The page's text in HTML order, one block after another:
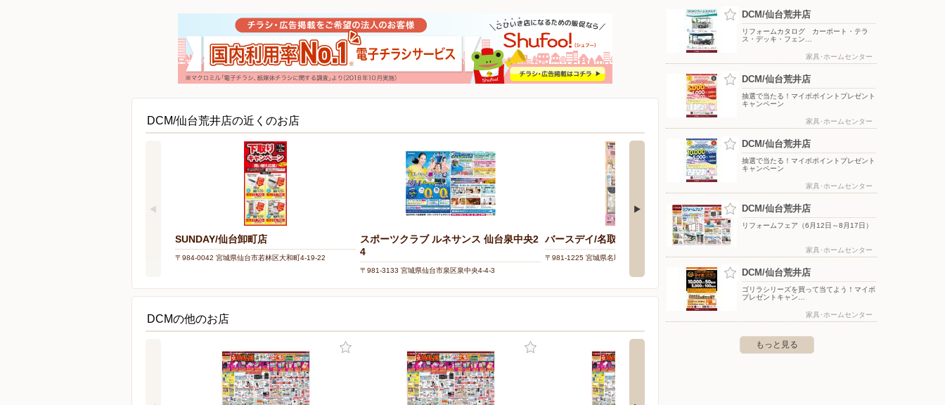
DCM/仙台荒井店の近くのお店
SUNDAY/仙台卸町店
〒984-0042 宮城県仙台市若林区大和町4-19-22
スポーツクラブ ルネサンス 仙台泉中央2
4
〒981-3133 宮城県仙台市泉区泉中央4-4-3
バースデイ/名取店
〒981-1225 宮城県名取市飯野坂南神5-1
DCM/利府店
〒981-0112 宮城県宮城郡利府町利府字新大谷地20-1
DCMの他のお店
DCM/仙台荒井店
リフォームカタログ カーポート・テラ
ス・デッキ・フェン…
家具･ホームセンター
DCM/仙台荒井店
抽選で当たる！マイボポイントプレゼント
キャンペーン
家具･ホームセンター
DCM/仙台荒井店
抽選で当たる！マイボポイントプレゼント
キャンペーン
家具･ホームセンター
DCM/仙台荒井店
リフォームフェア（6月12日～8月17日）
家具･ホームセンター
DCM/仙台荒井店
ゴリラシリーズを買って当てよう！マイボ
プレゼントキャン…
家具･ホームセンター
もっと見る